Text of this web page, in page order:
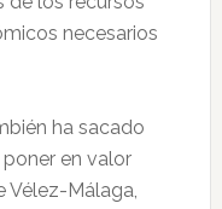
necesarios
ha sacado
en valor
Vélez-Málaga,